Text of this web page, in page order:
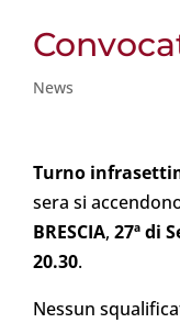
News
Turno
sera si
BRESCIA, 27ª di
20.30.
Nessun